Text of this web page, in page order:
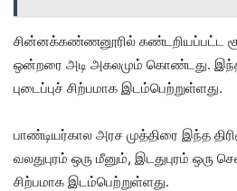
சின்னக்கண்ணனூரில் கண்டறியப்பட்ட
ஒன்றரை அடி அகலமும் கொண்டது. இந்த
புடைப்புச் சிற்பமாக இடம்பெற்றுள்ளது.
பாண்டியர்கால அரச முத்திரை இந்த
வலதுபுரம் ஒரு மீனும், இடதுபுரம் ஒரு
சிற்பமாக இடம்பெற்றுள்ளது.